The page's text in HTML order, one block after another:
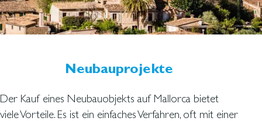
Neubauprojekte
Der Kauf eines Neubauobjekts auf Mallorca bietet
viele Vorteile. Es ist ein einfaches Verfahren, oft mit einer